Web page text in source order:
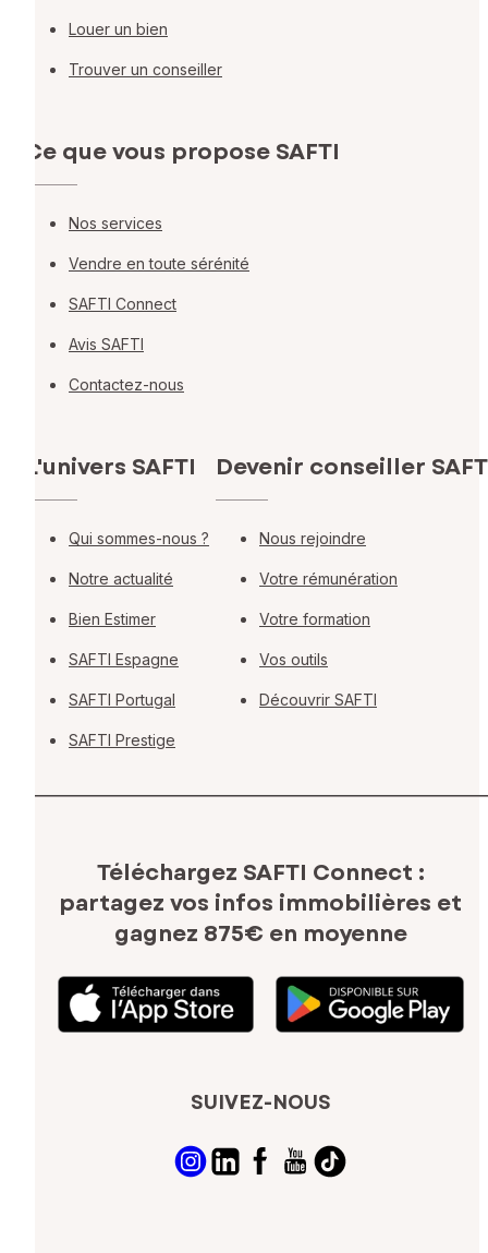
Louer un bien
Trouver un conseiller
Ce que vous propose SAFTI
Nos services
Vendre en toute sérénité
SAFTI Connect
Avis SAFTI
Contactez-nous
L'univers SAFTI
Qui sommes-nous ?
Notre actualité
Bien Estimer
SAFTI Espagne
SAFTI Portugal
SAFTI Prestige
Devenir conseiller
Nous rejoindre
Votre rémunération
Votre formation
Vos outils
Découvrir SAFTI
Téléchargez SAFTI Connect :
partagez vos infos immobilières et
gagnez 875€ en moyenne
SUIVEZ-NOUS